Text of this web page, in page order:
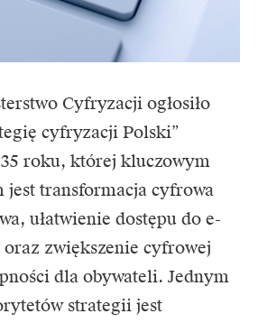
Cyfryzacji ogłosiło
cyfryzacji Polski”
roku, której kluczowym
jest transformacja cyfrowa
ułatwienie dostępu do e-
oraz zwiększenie cyfrowej
dla obywateli. Jednym
strategii jest